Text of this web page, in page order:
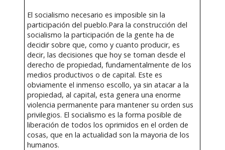
El socialismo necesario es imposible sin la
participación del pueblo.Para la construcción del
socialismo la participación de la gente ha de
decidir sobre que, como y cuanto producir, es
decir, las decisiones que hoy se toman desde el
derecho de propiedad, fundamentalmente de los
medios productivos o de capital. Este es
obviamente el inmenso escollo, ya sin atacar a la
propiedad, al capital, esta genera una enorme
violencia permanente para mantener su orden sus
privilegios. El socialismo es la forma posible de
liberación de todos los oprimidos en el orden de
cosas, que en la actualidad son la mayoria de los
humanos.